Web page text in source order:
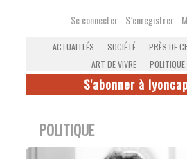
Se connecter S’enregistrer
ACTUALITÉS SOCIÉTÉ PRÈS DE
ART DE VIVRE
POLITIQUE
S'abonner à
POLITIQUE